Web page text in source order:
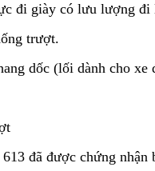
đi giày có lưu lượng
trượt.
dốc (lối dành cho xe
đã được chứng nhận
Lõi Lọc Tách Dầu – Nước
DCF.vn | Inox Phủ
PTFE/Teflon
Separator Filter |
PTFE/Teflon‑Coated